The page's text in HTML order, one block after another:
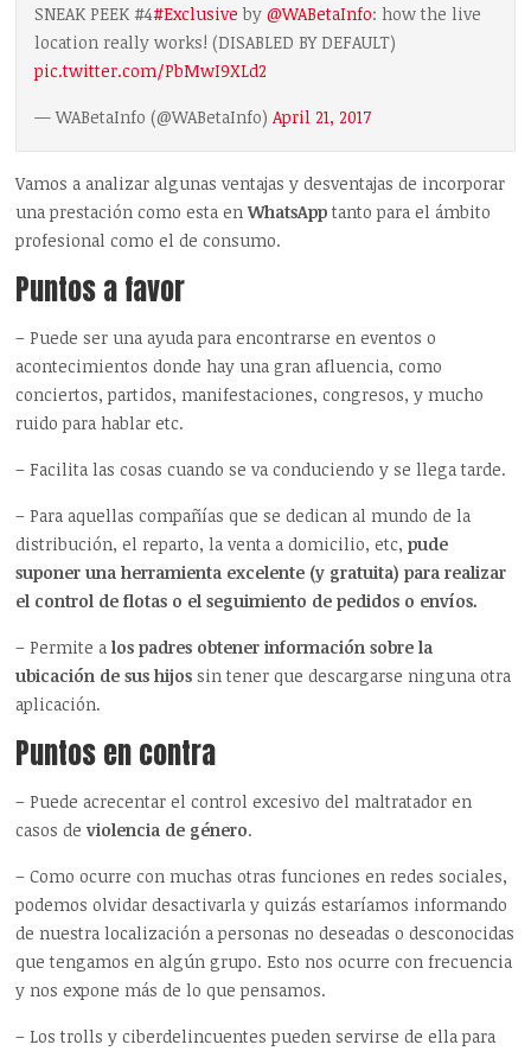
SNEAK PEEK #4#Exclusive by@WABetaInfo: how the live
location really works! (DISABLED BY DEFAULT)
pic.twitter.com/PbMwI9XLd2
— WABetaInfo (@WABetaInfo)April 21, 2017
Vamos a analizar algunas ventajas y desventajas de incorporar
una prestación como esta enWhatsApptanto para el ámbito
profesional como el de consumo.
Puntos a favor
– Puede ser una ayuda para encontrarse en eventos o
acontecimientos donde hay una gran afluencia, como
conciertos, partidos, manifestaciones, congresos, y mucho
ruido para hablar etc.
– Facilita las cosas cuando se va conduciendo y se llega tarde.
– Para aquellas compañías que se dedican al mundo de la
distribución, el reparto, la venta a domicilio, etc,pude
suponer una herramienta excelente (y gratuita) para realizar
el control de flotas o el seguimiento de pedidos o envíos.
– Permite alos padres obtener información sobre la
ubicación de sus hijos sin tener que descargarse ninguna otra
aplicación.
Puntos en contra
– Puede acrecentar el control excesivo del maltratador en
casos deviolencia de género.
– Como ocurre con muchas otras funciones en redes sociales,
podemos olvidar desactivarla y quizás estaríamos informando
de nuestra localización a personas no deseadas o desconocidas
que tengamos en algún grupo. Esto nos ocurre con frecuencia
y nos expone más de lo que pensamos.
– Los trolls y ciberdelincuentes pueden servirse de ella para